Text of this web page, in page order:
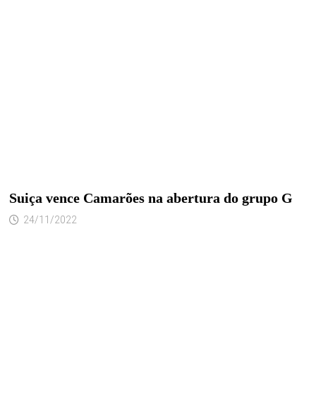
Suiça vence Camarões na abertura do grupo G
24/11/2022